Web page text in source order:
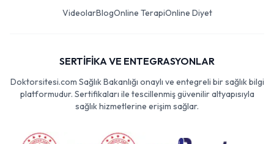
VideolarBlogOnline TerapiOnline Diyet
SERTİFİKA VE ENTEGRASYONLAR
Doktorsitesi.com Sağlık Bakanlığı onaylı ve entegreli bir sağlık bilgi
platformudur. Sertifikaları ile tescillenmiş güvenilir altyapısıyla
sağlık hizmetlerine erişim sağlar.